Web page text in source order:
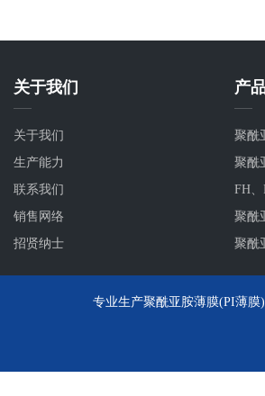
关于我们
关于我们
生产能力
联系我们
销售网络
招贤纳士
产
聚酰
聚酰
FH
聚酰
聚酰
专业生产聚酰亚胺薄膜(PI薄膜